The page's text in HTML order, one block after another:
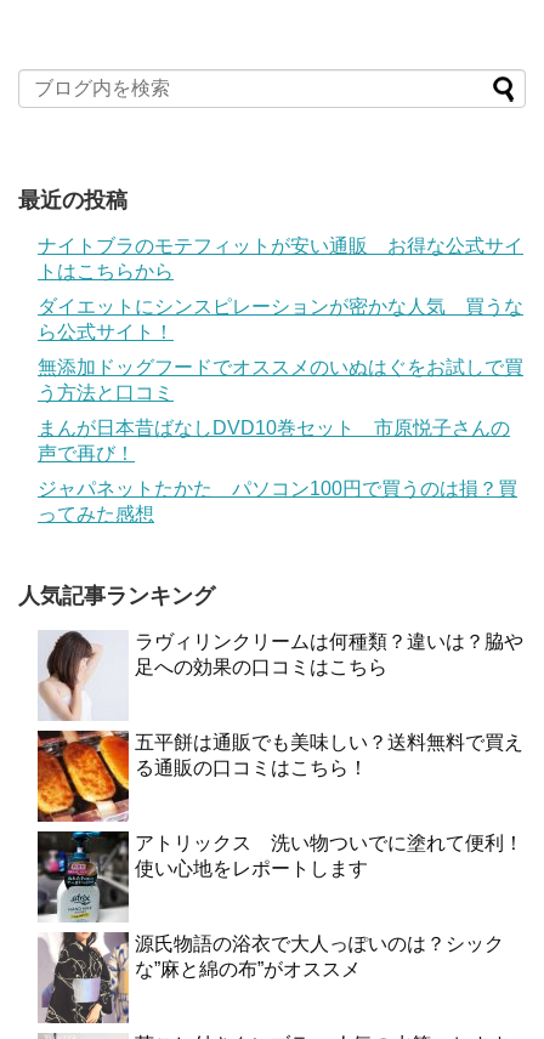
最近の投稿
ナイトブラのモテフィットが安い通販 お得な公式サイ
トはこちらから
ダイエットにシンスピレーションが密かな人気 買うな
ら公式サイト！
無添加ドッグフードでオススメのいぬはぐをお試しで買
う方法と口コミ
まんが日本昔ばなしDVD10巻セット 市原悦子さんの
声で再び！
ジャパネットたかた パソコン100円で買うのは損？買
ってみた感想
人気記事ランキング
ラヴィリンクリームは何種類？違いは？脇や
足への効果の口コミはこちら
五平餅は通販でも美味しい？送料無料で買え
る通販の口コミはこちら！
アトリックス 洗い物ついでに塗れて便利！
使い心地をレポートします
源氏物語の浴衣で大人っぽいのは？シック
な”麻と綿の布”がオススメ